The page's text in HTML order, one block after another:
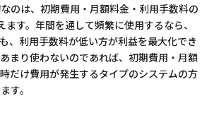
のは、初期費用・月額料金・利用手数料の
す。年間を通して頻繁に使用するなら、
、利用手数料が低い方が利益を最大化でき
まり使わないのであれば、初期費用・月額
だけ費用が発生するタイプのシステムの方
す。